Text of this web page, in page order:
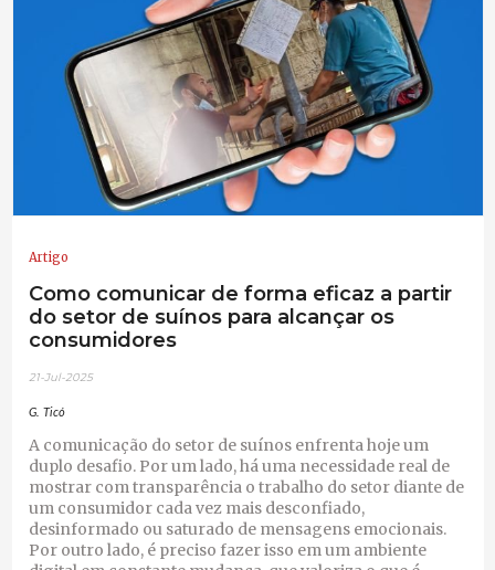
Artigo
Como comunicar de forma eficaz a partir
do setor de suínos para alcançar os
consumidores
21-Jul-2025
G. Ticó
A comunicação do setor de suínos enfrenta hoje um
duplo desafio. Por um lado, há uma necessidade real de
mostrar com transparência o trabalho do setor diante de
um consumidor cada vez mais desconfiado,
desinformado ou saturado de mensagens emocionais.
Por outro lado, é preciso fazer isso em um ambiente